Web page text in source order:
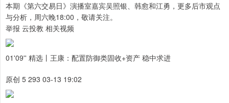
本期《第六交易日》演播室嘉宾吴照银、韩愈和江勇，更多后市观点
与分析，周六晚18:00，敬请关注。
举报 云投教 相关视频
01'09'' 精选丨王康：配置防御类固收+资产 稳中求进
原创 5 293 03-13 19:02